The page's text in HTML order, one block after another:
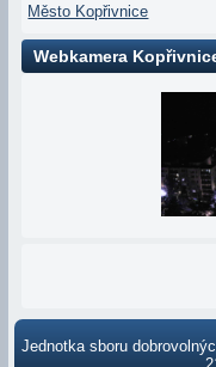
Město Kopřivnice
Webkamera
Jednotka sboru